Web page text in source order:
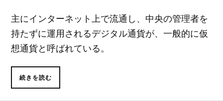
主にインターネット上で流通し、中央の管理者を
持たずに運用されるデジタル通貨が、一般的に仮
想通貨と呼ばれている。
続きを読む